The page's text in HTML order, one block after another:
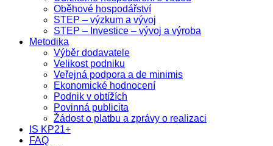
Oběhové hospodářství
STEP – výzkum a vývoj
STEP – Investice – vývoj a výroba
Metodika
Výběr dodavatele
Velikost podniku
Veřejná podpora a de minimis
Ekonomické hodnocení
Podnik v obtížích
Povinná publicita
Žádost o platbu a zprávy o realizaci
IS KP21+
FAQ